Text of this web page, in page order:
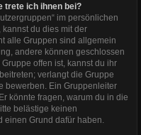
trete ich ihnen bei?
im persönlichen
du dies mit der
alle Gruppen sind allgemein
andere können geschlossen
offen ist, kannst du ihr
verlangt die Gruppe
bewerben. Ein Gruppenleiter
könnte fragen, warum du in die
belästige keinen
Grund dafür haben.